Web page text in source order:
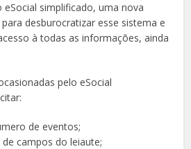
simplificado, uma nova
desburocratizar esse sistema e
à todas as informações, ainda
pelo eSocial
de eventos;
campos do leiaute;